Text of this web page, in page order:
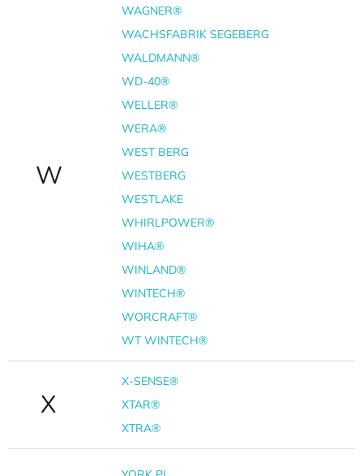
W
WAGNER®
WACHSFABRIK SEGEBERG
WALDMANN®
WD-40®
WELLER®
WERA®
WEST BERG
WESTBERG
WESTLAKE
WHIRLPOWER®
WIHA®
WINLAND®
WINTECH®
WORCRAFT®
WT WINTECH®
X
X-SENSE®
XTAR®
XTRA®